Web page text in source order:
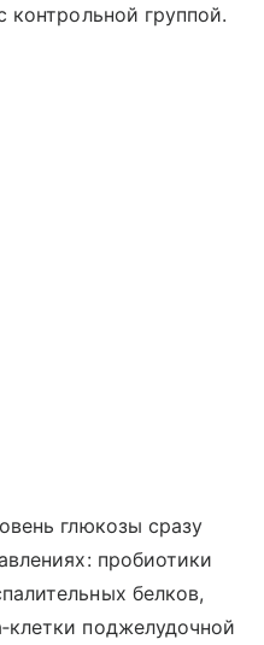
контрольной группой.
глюкозы сразу
пробиотики
белков,
поджелудочной